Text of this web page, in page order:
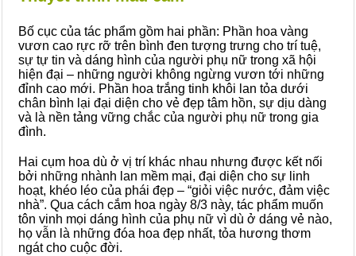
Bố cục của tác phẩm gồm hai phần: Phần hoa vàng
vươn cao rực rỡ trên bình đen tượng trưng cho trí tuệ,
sự tự tin và dáng hình của người phụ nữ trong xã hội
hiện đại – những người không ngừng vươn tới những
đỉnh cao mới. Phần hoa trắng tinh khôi lan tỏa dưới
chân bình lại đại diện cho vẻ đẹp tâm hồn, sự dịu dàng
và là nền tảng vững chắc của người phụ nữ trong gia
đình.
Hai cụm hoa dù ở vị trí khác nhau nhưng được kết nối
bởi những nhành lan mềm mại, đại diện cho sự linh
hoạt, khéo léo của phái đẹp – “giỏi việc nước, đảm việc
nhà”. Qua cách cắm hoa ngày 8/3 này, tác phẩm muốn
tôn vinh mọi dáng hình của phụ nữ vì dù ở dáng vẻ nào,
họ vẫn là những đóa hoa đẹp nhất, tỏa hương thơm
ngát cho cuộc đời.